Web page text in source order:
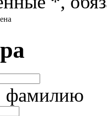
фамилию